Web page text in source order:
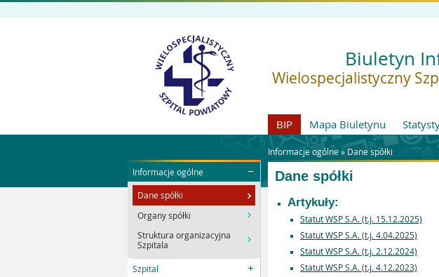
Biuletyn
Wielospecjalistyczny
BIP Mapa Biuletynu
Informacje ogólne » Dane spółki
Informacje ogólne
Dane spółki
Organy spółki
Struktura organizacyjna
Szpitala
Szpital
Dane spółki
Artykuły:
Statut WSP S.A. (t.j. 15.12.2025)
Statut WSP S.A. (t.j. 4.04.2025)
Statut WSP S.A. (t.j. 2.12.2024)
Statut WSP S.A. (t.j. 4.12.2023)